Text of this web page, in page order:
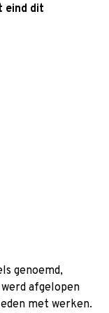
eind dit
genoemd,
afgelopen
met werken.